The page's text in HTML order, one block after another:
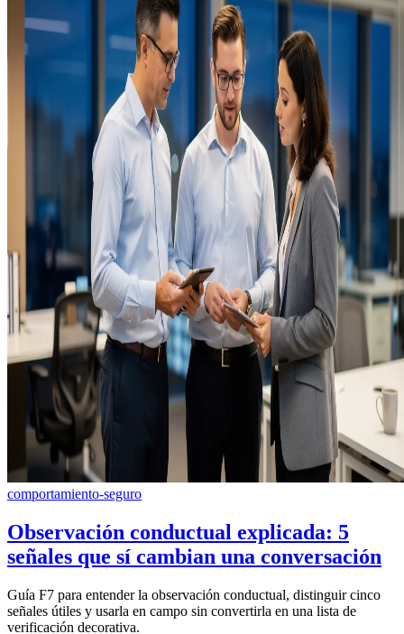
comportamiento-seguro
Observación conductual explicada: 5
señales que sí cambian una conversación
Guía F7 para entender la observación conductual, distinguir cinco
señales útiles y usarla en campo sin convertirla en una lista de
verificación decorativa.